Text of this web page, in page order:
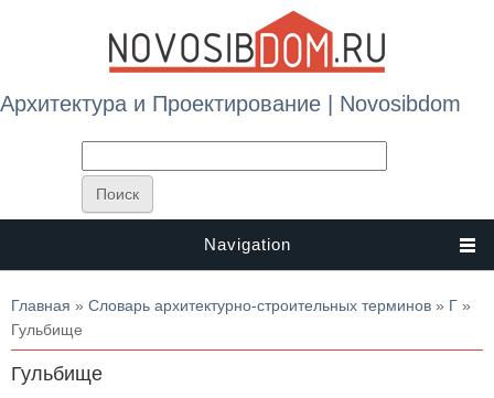
Архитектура и Проектирование | Novosibdom
Navigation
Вы здесь
Главная » Словарь архитектурно-строительных терминов » Г »
Гульбище
Гульбище